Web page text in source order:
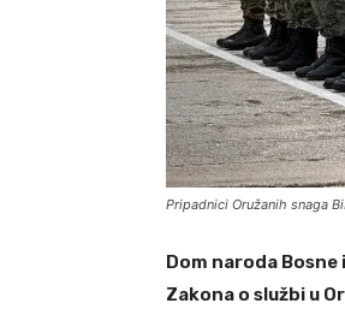
Pripadnici Oružanih snaga
Dom naroda
Zakona o službi u